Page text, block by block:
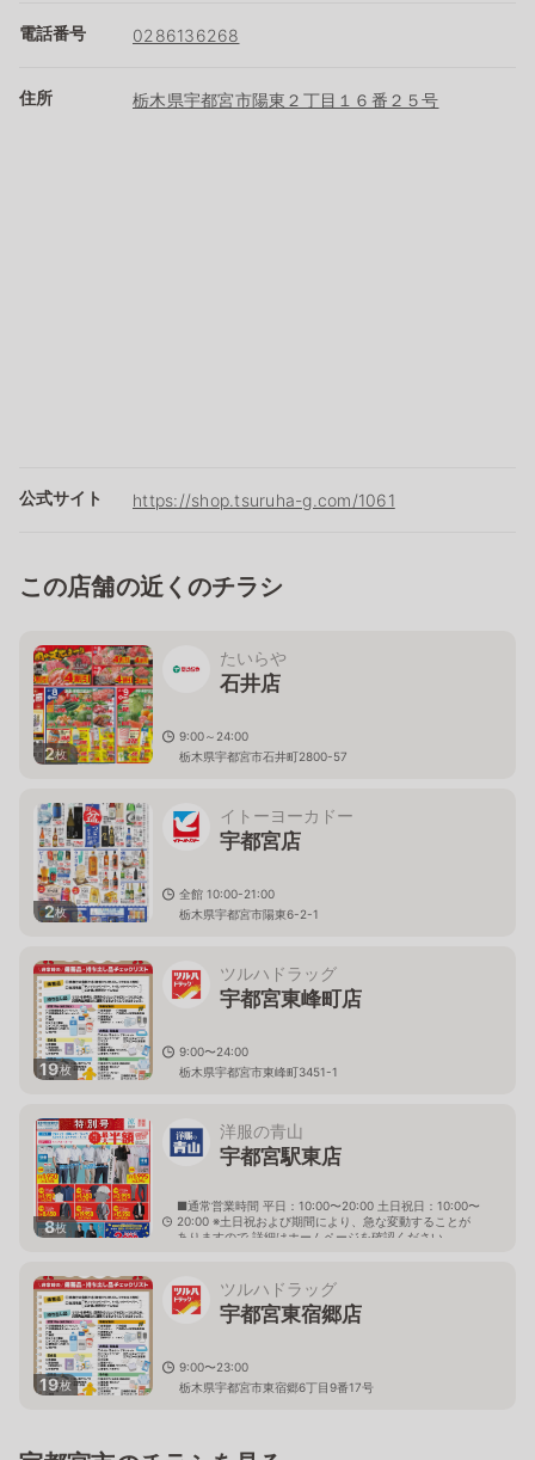
電話番号 0286136268
住所 栃木県宇都宮市陽東２丁目１６番２５号
公式サイト https://shop.tsuruha-g.com/1061
この店舗の近くのチラシ
2枚
たいらや
石井店
9:00～24:00
栃木県宇都宮市石井町2800-57
2枚
イトーヨーカドー
宇都宮店
全館 10:00-21:00
栃木県宇都宮市陽東6-2-1
19枚
ツルハドラッグ
宇都宮東峰町店
9:00〜24:00
栃木県宇都宮市東峰町3451-1
8枚
洋服の青山
宇都宮駅東店
■通常営業時間 平日：10:00〜20:00 土日祝日：10:00〜
20:00 ※土日祝および期間により、急な変動することが
ありますので 詳細はホームページを確認ください
19枚
ツルハドラッグ
宇都宮東宿郷店
9:00〜23:00
栃木県宇都宮市東宿郷6丁目9番17号